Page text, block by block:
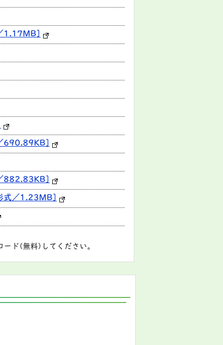
1.17MB]
690.89KB]
882.83KB]
式／1.23MB]
ード(無料)してください。